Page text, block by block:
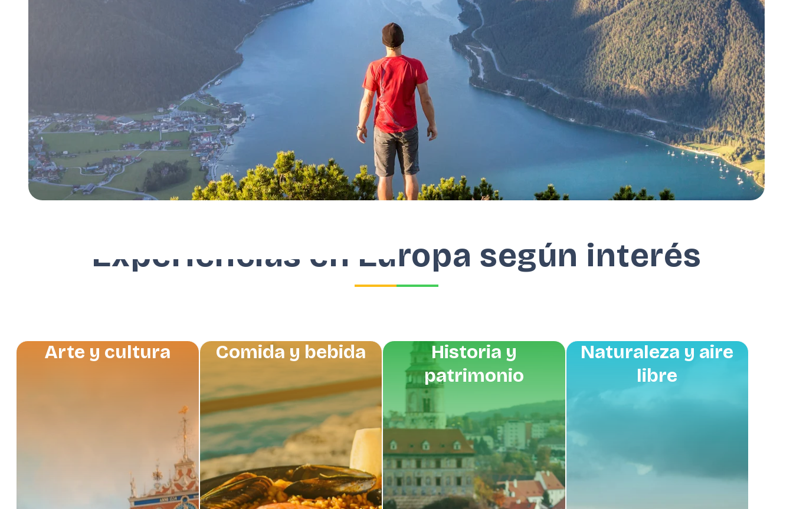
Experiencias en Europa según interés
Arte y cultura Comida y bebida
Historia y
patrimonio
Naturaleza y aire
libre